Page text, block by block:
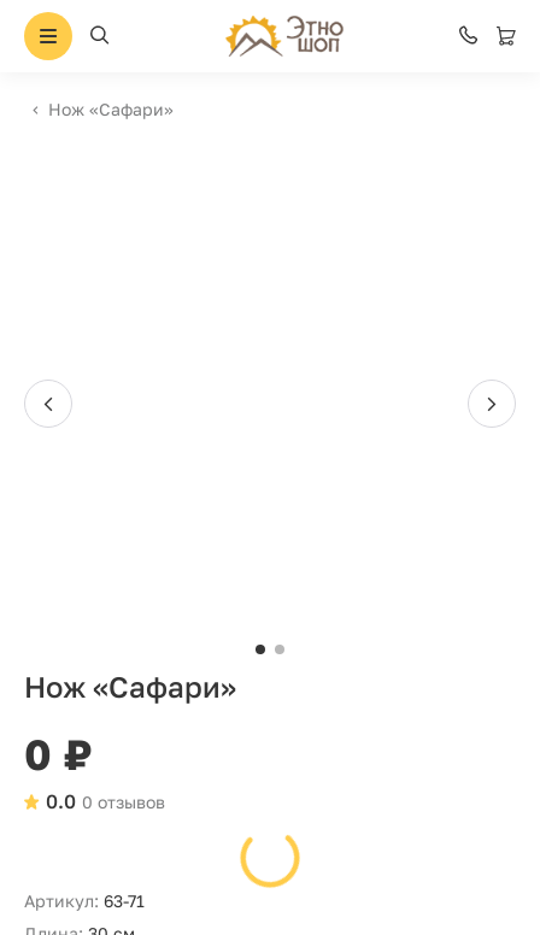
Нож «Сафари»
Нож «Сафари»
0 ₽
0 отзывов
0.0
Артикул: 63-71